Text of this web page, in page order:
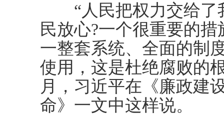
“人民把权力交给了
民放心?一个很重要的
一整套系统、全面的制
使用，这是杜绝腐败的
月，习近平在《廉政建
命》一文中这样说。